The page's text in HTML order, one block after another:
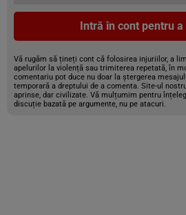
Intră în cont pentru a
Vă rugăm să țineți cont că folosirea injuriilor, a
apelurilor la violență sau trimiterea repetată, în
comentariu pot duce nu doar la ștergerea
temporară a dreptului de a comenta. Site-ul
aprinse, dar civilizate. Vă mulțumim pentru
discuție bazată pe argumente, nu pe atacuri.